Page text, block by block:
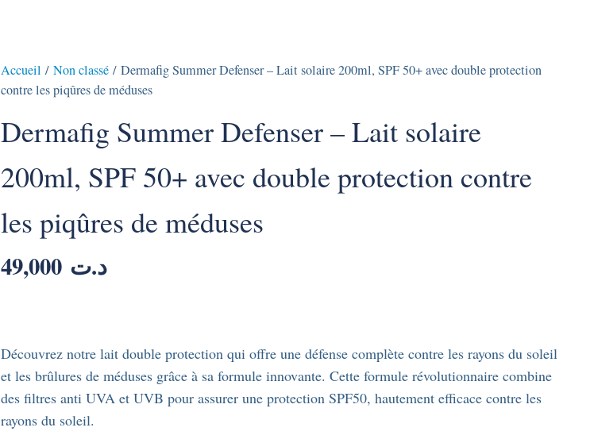
Accueil / Non classé/ Dermafig Summer Defenser – Lait solaire 200ml, SPF 50+ avec double protection
contre les piqûres de méduses
Dermafig Summer Defenser – Lait solaire
200ml, SPF 50+ avec double protection contre
les piqûres de méduses
د.ت 49,000
Découvrez notre lait double protection qui offre une défense complète contre les rayons du soleil
et les brûlures de méduses grâce à sa formule innovante. Cette formule révolutionnaire combine
des filtres anti UVA et UVB pour assurer une protection SPF50, hautement efficace contre les
rayons du soleil.